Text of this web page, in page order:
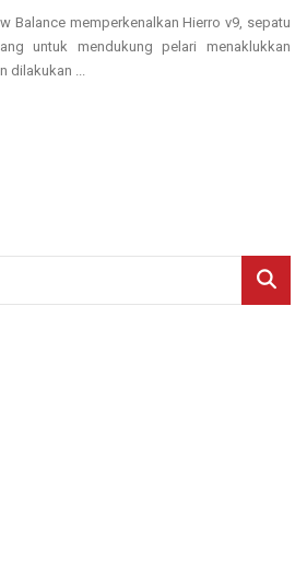
Balance memperkenalkan Hierro v9, sepatu
untuk mendukung pelari menaklukkan
dilakukan ...